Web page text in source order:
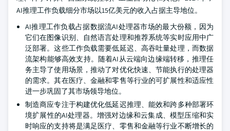
AI推理工作负载细分市场以15亿美元的收入占据主导地位。
AI推理工作负载占据数据流AI处理器市场的最大份额，因为
它们在图像识别、自然语言处理和推荐系统等实时应用中广
泛部署。这些工作负载需要低延迟、高吞吐量处理，而数据
流架构能够高效支持。随着AI从云端向边缘端转移，推理任
务主导了使用场景，推动了对优化快速、节能执行的处理器
的需求。其在医疗、金融和零售等行业的可扩展性和适应性
进一步巩固了其市场领导地位。
制造商应专注于构建优化低延迟推理、能效和跨多种部署环
境扩展性的AI处理器。增强对边缘和云集成、模型压缩和实
时响应的支持将是满足医疗、零售和金融等行业不断增长的